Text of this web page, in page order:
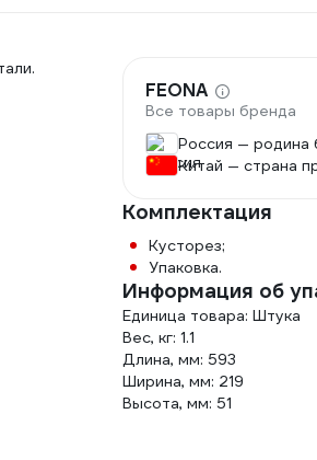
FEONA
Все товары бренда
Россия — родина
Китай — страна
Комплектация
Кусторез;
Упаковка.
Информация об
Единица товара: Штука
Вес, кг: 1.1
Длина, мм: 593
Ширина, мм: 219
Высота, мм: 51